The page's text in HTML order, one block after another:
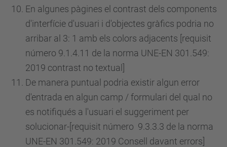
En algunes pàgines el contrast dels components
d'interfície d'usuari i d'objectes gràfics podria no
arribar al 3: 1 amb els colors adjacents [requisit
número 9.1.4.11 de la norma UNE-EN 301.549:
2019 contrast no textual]
De manera puntual podria existir algun error
d'entrada en algun camp / formulari del qual no
es notifiqués a l'usuari el suggeriment per
solucionar-[requisit número 9.3.3.3 de la norma
UNE-EN 301.549: 2019 Consell davant errors]